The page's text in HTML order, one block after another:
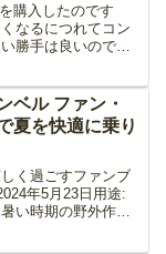
購入したのです
なるにつれてコン
勝手は良いのです
ろと試してみまし
ベル ファン・
夏を快適に乗り
く過ごすファンブ
年5月23日用途:
い時期の野外作業